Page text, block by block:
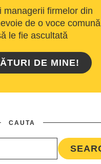
managerii firmelor din
de o voce comună
le fie ascultată
DE MINE!
CAUTA